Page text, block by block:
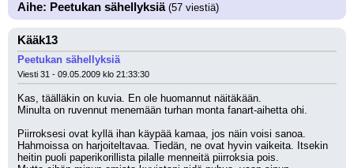
Aihe: Peetukan sähellyksiä(57 viestiä)
Kääk13
Peetukan sähellyksiä
Viesti 31 - 09.05.2009 klo 21:33:30
Kas, täälläkin on kuvia. En ole huomannut näitäkään.
Minulta on ruvennut menemään turhan monta fanart-aihetta ohi.
Piirroksesi ovat kyllä ihan käypää kamaa, jos näin voisi sanoa.
Hahmoissa on harjoiteltavaa. Tiedän, ne ovat hyvin vaikeita. Itsekin
heitin puoli paperikorillista pilalle menneitä piirroksia pois.